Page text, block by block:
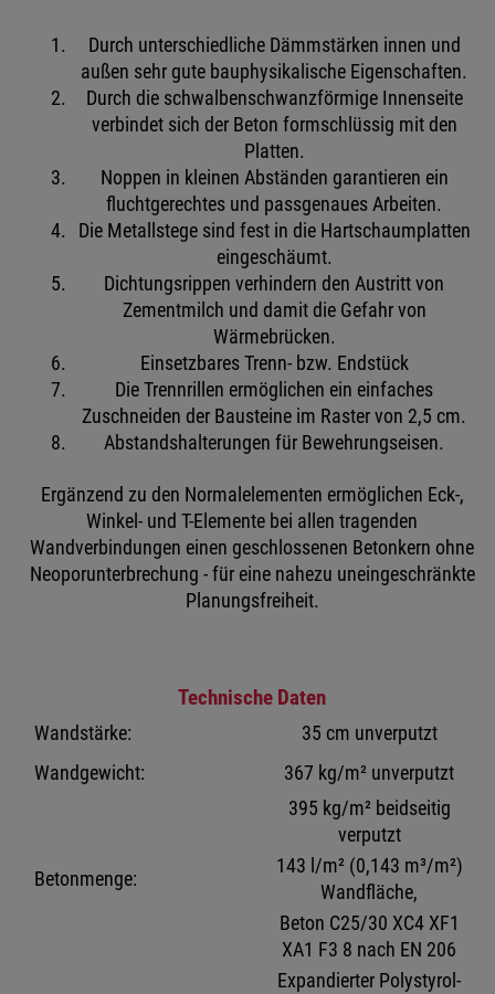
Durch unterschiedliche Dämmstärken innen und
außen sehr gute bauphysikalische Eigenschaften.
Durch die schwalbenschwanzförmige Innenseite
verbindet sich der Beton formschlüssig mit den
Platten.
Noppen in kleinen Abständen garantieren ein
fluchtgerechtes und passgenaues Arbeiten.
Die Metallstege sind fest in die Hartschaumplatten
eingeschäumt.
Dichtungsrippen verhindern den Austritt von
Zementmilch und damit die Gefahr von
Wärmebrücken.
Einsetzbares Trenn- bzw. Endstück
Die Trennrillen ermöglichen ein einfaches
Zuschneiden der Bausteine im Raster von 2,5 cm.
Abstandshalterungen für Bewehrungseisen.
Ergänzend zu den Normalelementen ermöglichen Eck-,
Winkel- und T-Elemente bei allen tragenden
Wandverbindungen einen geschlossenen Betonkern ohne
Neoporunterbrechung - für eine nahezu uneingeschränkte
Planungsfreiheit.
Technische Daten
Wandstärke:
35 cm unverputzt
Wandgewicht:
367 kg/m² unverputzt
395 kg/m² beidseitig
verputzt
Betonmenge:
143 l/m² (0,143 m³/m²)
Wandfläche,
Beton C25/30 XC4 XF1
XA1 F3 8 nach EN 206
Expandierter Polystyrol-